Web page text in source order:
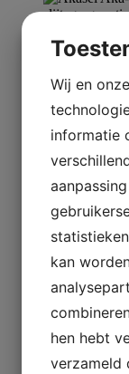
Aka-Piatto
Meer lezen
Aka-Piatto
Wij en
informatie
kan
hen hebt
verzameld